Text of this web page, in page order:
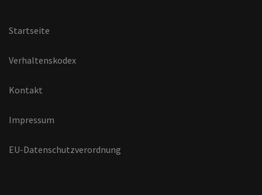
Startseite
Verhaltenskodex
Kontakt
Impressum
EU-Datenschutzverordnung